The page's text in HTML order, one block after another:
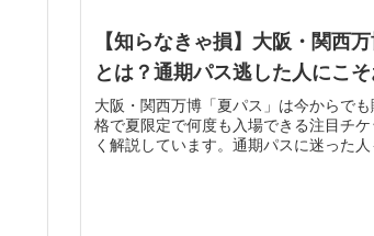
【知らなきゃ損】大阪・関西万
とは？通期パス逃した人にこそ
大阪・関西万博「夏パス」は今からで
格で夏限定で何度も入場できる注目チ
く解説しています。通期パスに迷った人